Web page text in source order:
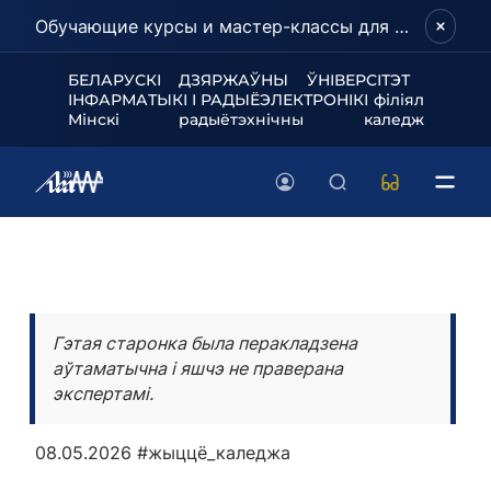
Обучающие курсы и мастер-классы для школьников и абитуриентов!
БЕЛАРУСКІ ДЗЯРЖАЎНЫ ЎНІВЕРСІТЭТ
ІНФАРМАТЫКІ І РАДЫЁЭЛЕКТРОНІКІ філіял
Мінскі радыётэхнічны каледж
Гэтая старонка была перакладзена
аўтаматычна і яшчэ не праверана
экспертамі.
08.05.2026 #жыццё_каледжа